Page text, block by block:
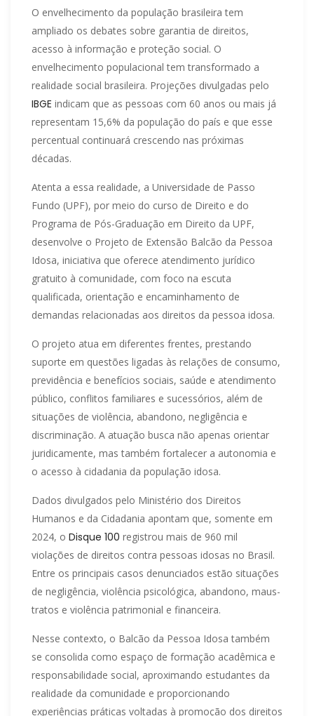
O envelhecimento da população brasileira tem
ampliado os debates sobre garantia de direitos,
acesso à informação e proteção social. O
envelhecimento populacional tem transformado a
realidade social brasileira. Projeções divulgadas pelo
IBGE indicam que as pessoas com 60 anos ou mais já
representam 15,6% da população do país e que esse
percentual continuará crescendo nas próximas
décadas.
Atenta a essa realidade, a Universidade de Passo
Fundo (UPF), por meio do curso de Direito e do
Programa de Pós-Graduação em Direito da UPF,
desenvolve o Projeto de Extensão Balcão da Pessoa
Idosa, iniciativa que oferece atendimento jurídico
gratuito à comunidade, com foco na escuta
qualificada, orientação e encaminhamento de
demandas relacionadas aos direitos da pessoa idosa.
O projeto atua em diferentes frentes, prestando
suporte em questões ligadas às relações de consumo,
previdência e benefícios sociais, saúde e atendimento
público, conflitos familiares e sucessórios, além de
situações de violência, abandono, negligência e
discriminação. A atuação busca não apenas orientar
juridicamente, mas também fortalecer a autonomia e
o acesso à cidadania da população idosa.
Dados divulgados pelo Ministério dos Direitos
Humanos e da Cidadania apontam que, somente em
2024, o Disque 100 registrou mais de 960 mil
violações de direitos contra pessoas idosas no Brasil.
Entre os principais casos denunciados estão situações
de negligência, violência psicológica, abandono, maus-
tratos e violência patrimonial e financeira.
Nesse contexto, o Balcão da Pessoa Idosa também
se consolida como espaço de formação acadêmica e
responsabilidade social, aproximando estudantes da
realidade da comunidade e proporcionando
experiências práticas voltadas à promoção dos direitos